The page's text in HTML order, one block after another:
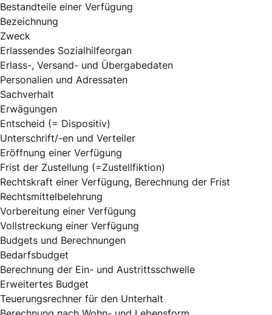
Bestandteile einer Verfügung
Bezeichnung
Zweck
Erlassendes Sozialhilfeorgan
Erlass-, Versand- und Übergabedaten
Personalien und Adressaten
Sachverhalt
Erwägungen
Entscheid (= Dispositiv)
Unterschrift/-en und Verteiler
Eröffnung einer Verfügung
Frist der Zustellung (=Zustellfiktion)
Rechtskraft einer Verfügung, Berechnung der Frist
Rechtsmittelbelehrung
Vorbereitung einer Verfügung
Vollstreckung einer Verfügung
Budgets und Berechnungen
Bedarfsbudget
Berechnung der Ein- und Austrittsschwelle
Erweitertes Budget
Teuerungsrechner für den Unterhalt